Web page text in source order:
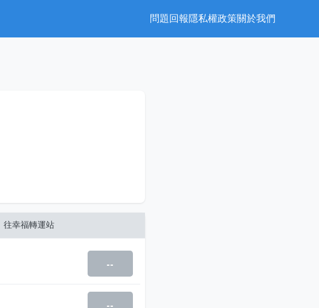
問題回報隱私權政策關於我們
往幸福轉運站
--
--